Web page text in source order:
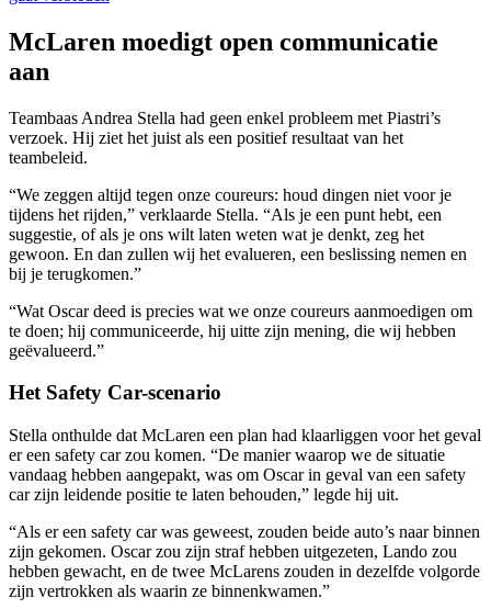
McLaren moedigt open communicatie
aan
Teambaas Andrea Stella had geen enkel probleem met Piastri’s
verzoek. Hij ziet het juist als een positief resultaat van het
teambeleid.
“We zeggen altijd tegen onze coureurs: houd dingen niet voor je
tijdens het rijden,” verklaarde Stella. “Als je een punt hebt, een
suggestie, of als je ons wilt laten weten wat je denkt, zeg het
gewoon. En dan zullen wij het evalueren, een beslissing nemen en
bij je terugkomen.”
“Wat Oscar deed is precies wat we onze coureurs aanmoedigen om
te doen; hij communiceerde, hij uitte zijn mening, die wij hebben
geëvalueerd.”
Het Safety Car-scenario
Stella onthulde dat McLaren een plan had klaarliggen voor het geval
er een safety car zou komen. “De manier waarop we de situatie
vandaag hebben aangepakt, was om Oscar in geval van een safety
car zijn leidende positie te laten behouden,” legde hij uit.
“Als er een safety car was geweest, zouden beide auto’s naar binnen
zijn gekomen. Oscar zou zijn straf hebben uitgezeten, Lando zou
hebben gewacht, en de twee McLarens zouden in dezelfde volgorde
zijn vertrokken als waarin ze binnenkwamen.”